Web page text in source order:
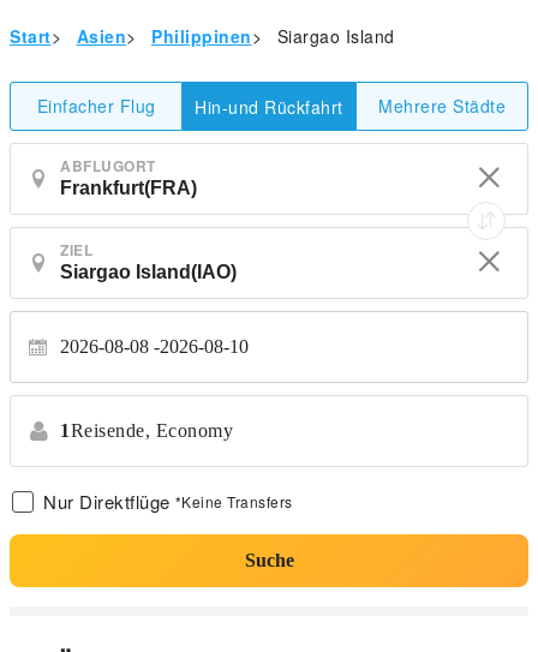
Start> Asien> Philippinen> Siargao Island
Einfacher Flug Hin-und Rückfahrt Mehrere Städte
ABFLUGORT
ZIEL
2026-08-08 2026-08-10
1Reisende, Economy
Nur Direktflüge *Keine Transfers
Suche